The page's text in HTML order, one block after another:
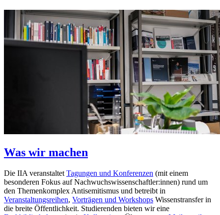
Was wir machen
Die IIA veranstaltet Tagungen und Konferenzen (mit einem
besonderen Fokus auf Nachwuchswissenschaftler:innen) rund um
den Themenkomplex Antisemitismus und betreibt in
Veranstaltungsreihen, Vorträgen und Workshops Wissenstransfer in
die breite Öffentlichkeit. Studierenden bieten wir eine